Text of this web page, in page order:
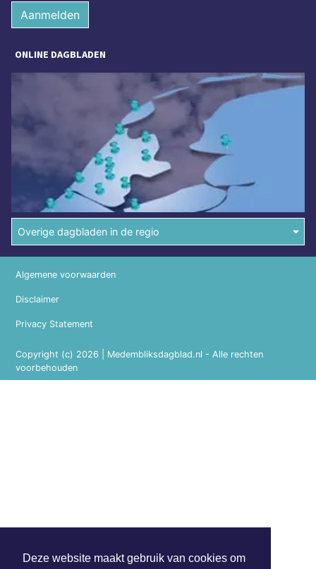
Deze website maakt gebruik van cookies om
Aanmelden
ONLINE DAGBLADEN
Overige dagbladen in de regio
Copyright (c) 2026 | Medembliksdagblad.nl - Alle rechten
voorbehouden
Algemene voorwaarden
Disclaimer
Privacy Statement